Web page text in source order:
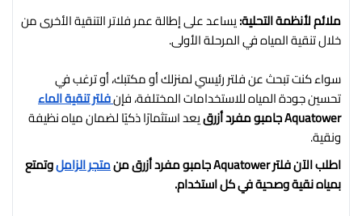
ملائم لأنظمة التحلية:يساعد على إطالة عمر فلاتر التنقية الأخرى من
خلال تنقية المياه في المرحلة الأولى.
سواء كنت تبحث عن فلتر رئيسي لمنزلك أو مكتبك، أو ترغب في
تحسين جودة المياه للاستخدامات المختلفة، فإنفلتر تنقية الماء
Aquatower جامبو مفرد أزرق
يعد استثمارًا ذكيًا لضمان مياه نظيفة
ونقية.
اطلب الآن فلتر Aquatower جامبو مفرد أزرق من
متجر الزاملوتمتع
بمياه نقية وصحية في كل استخدام.